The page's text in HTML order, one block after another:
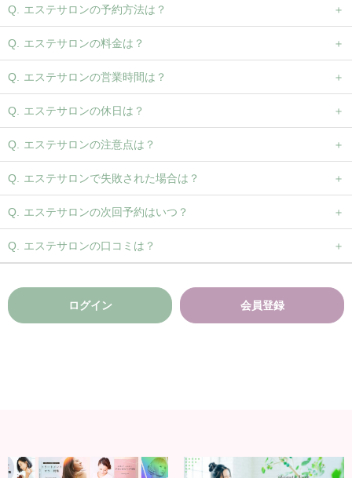
エステサロンの予約方法は？
エステサロンの料金は？
エステサロンの営業時間は？
エステサロンの休日は？
エステサロンの注意点は？
エステサロンで失敗された場合は？
エステサロンの次回予約はいつ？
エステサロンの口コミは？
ログイン 会員登録